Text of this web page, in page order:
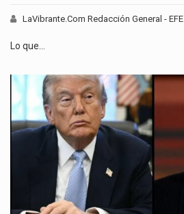
LaVibrante.Com Redacción General - EFE
Lo que…